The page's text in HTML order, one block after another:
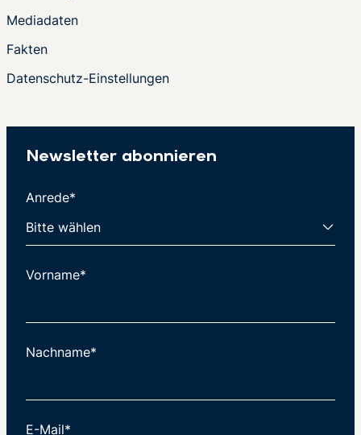
Mediadaten
Fakten
Datenschutz-Einstellungen
Newsletter abonnieren
Anrede*
Vorname*
Nachname*
E-Mail*